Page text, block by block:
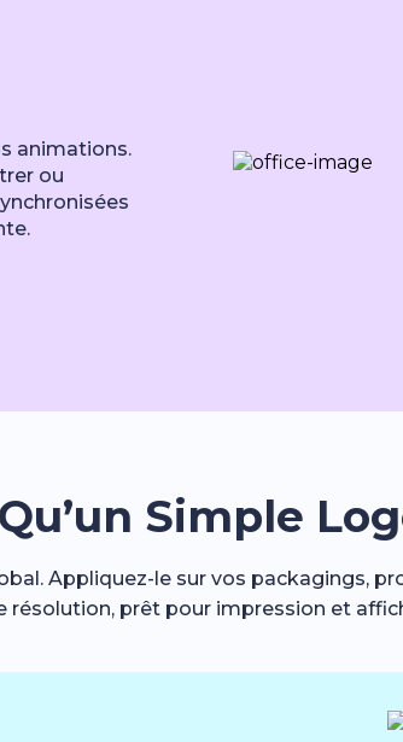
animations.
ou
Simple
Appliquez-le sur vos packagings,
résolution, prêt pour impression et